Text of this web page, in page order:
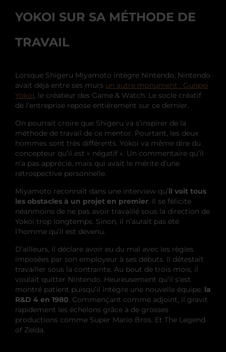
YOKOI SUR SA MÉTHODE DE
TRAVAIL
Lorsque Shigeru Miyamoto intègre Nintendo, Nintendo
avait déjà entre ses murs un autre monument : Gunpei
Yokoi, le créateur des Game & Watch. Le socle créatif
de l’entreprise repose entièrement sur ce dernier.
On pourrait croire que Shigeru va s’inspirer de la
méthode de travail de ce mentor. Pourtant, les deux
hommes sont très différents. Yokoi va même dire du
concepteur qu’il est « négatif ». Un commentaire qu’il
n’a pas apprécié, mais qui avait le mérite d’une
rétrospective personnelle.
Miyamoto reconnaît dans une interview qu’il voit tous
les obstacles à un projet en premier. Il se félicite
néanmoins de ne pas avoir travaillé sous la direction de
Yokoi trop longtemps. Sinon, il n’aurait pas été
l’homme qu’il est devenu.
D’ailleurs, il déclare avoir eu du mal avec les règles
imposées par son employeur à ses débuts. Il détestait
travailler sous la contrainte. Au bout de trois mois, il
voulait quitter Nintendo. Heureusement qu’il s’est
montré patient puisqu’il intègre une nouvelle équipe, la
R&D 4 en 1980. Commençant comme adjoint, il gravit
rapidement les échelons grâce à de grosses
productions comme Super Mario Bros. Et The Legend
of Zelda.